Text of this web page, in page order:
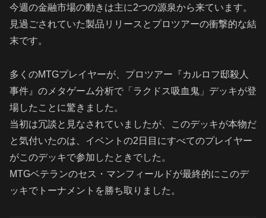
今週の金融市場の動きは主に2つの源泉から来ています。
見過ごされていた製品リリースとプロツアーの衝撃的な結
末です。
多くのMTGプレイヤーが、プロツアー『カルロフ邸殺人
事件』のメタゲーム分析で「ラクドス吸血鬼」デッキが登
場したことに驚きました。
当初は冗談と見なされていましたが、このデッキが本物だ
と気付いたのは、イベントの2日目にすべてのプレイヤー
がこのデッキで参加したときでした。
MTGベテランのセス・マンフィールドが最終的にこのデ
ッキでトーナメントを勝ち取りました。